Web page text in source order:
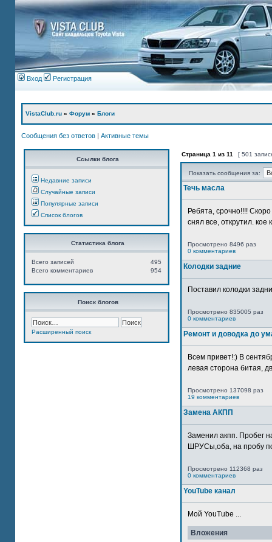
Вход Регистрация
VistaClub.ru » Форум » Блоги
Сообщения без ответов | Активные темы
Ссылки блога
Недавние записи
Случайные записи
Популярные записи
Список блогов
Статистика блога
495
Всего записей
954
Всего комментариев
Поиск блогов
Расширенный поиск
Страница 1 из 11 [ 501
Показать сообщения за:
Течь масла
Ребята, срочно!!!!
снял все, открутил. кое
Просмотрено 8496 раз
0 комментариев
Колодки задние
Поставил колодки
Просмотрено 835005 раз
0 комментариев
Ремонт и доводка до
Всем привет!:) В
левая сторона битая,
Просмотрено 137098 раз
19 комментариев
Замена АКПП
Заменил акпп. Пробег
ШРУСы,оба, на пробу
Просмотрено 112368 раз
0 комментариев
YouTube канал
Мой YouTube ...
Вложения